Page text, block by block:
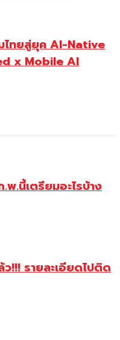
ไทยสู่ยุค AI-Native
x Mobile AI
พ.นี้เตรียมอะไรบ้าง
!!! รายละเอียดไปติด